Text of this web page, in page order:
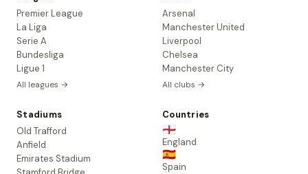
Premier League
La Liga
Serie A
Bundesliga
Ligue 1
All leagues →
Arsenal
Manchester United
Liverpool
Chelsea
Manchester City
All clubs →
Stadiums
Old Trafford
Anfield
Emirates Stadium
Countries
🏴󠁧󠁢󠁥󠁮󠁧󠁿
England
🇪🇸
Spain